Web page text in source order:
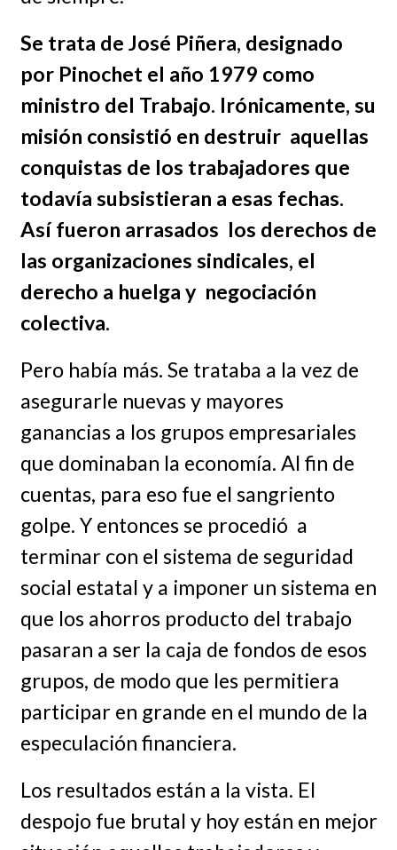
Se trata de José Piñera, designado
por Pinochet el año 1979 como
ministro del Trabajo. Irónicamente, su
misión consistió en destruir aquellas
conquistas de los trabajadores que
todavía subsistieran a esas fechas.
Así fueron arrasados los derechos de
las organizaciones sindicales, el
derecho a huelga y negociación
colectiva.
Pero había más. Se trataba a la vez de
asegurarle nuevas y mayores
ganancias a los grupos empresariales
que dominaban la economía. Al fin de
cuentas, para eso fue el sangriento
golpe. Y entonces se procedió a
terminar con el sistema de seguridad
social estatal y a imponer un sistema en
que los ahorros producto del trabajo
pasaran a ser la caja de fondos de esos
grupos, de modo que les permitiera
participar en grande en el mundo de la
especulación financiera.
Los resultados están a la vista. El
despojo fue brutal y hoy están en mejor